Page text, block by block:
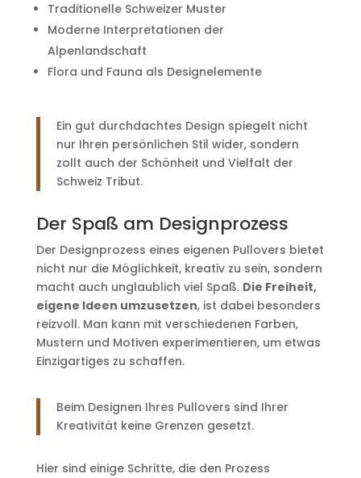
Traditionelle Schweizer Muster
Moderne Interpretationen der
Alpenlandschaft
Flora und Fauna als Designelemente
Ein gut durchdachtes Design spiegelt nicht
nur Ihren persönlichen Stil wider, sondern
zollt auch der Schönheit und Vielfalt der
Schweiz Tribut.
Der Spaß am Designprozess
Der Designprozess eines eigenen Pullovers bietet
nicht nur die Möglichkeit, kreativ zu sein, sondern
macht auch unglaublich viel Spaß. Die Freiheit,
eigene Ideen umzusetzen, ist dabei besonders
reizvoll. Man kann mit verschiedenen Farben,
Mustern und Motiven experimentieren, um etwas
Einzigartiges zu schaffen.
Beim Designen Ihres Pullovers sind Ihrer
Kreativität keine Grenzen gesetzt.
Hier sind einige Schritte, die den Prozess